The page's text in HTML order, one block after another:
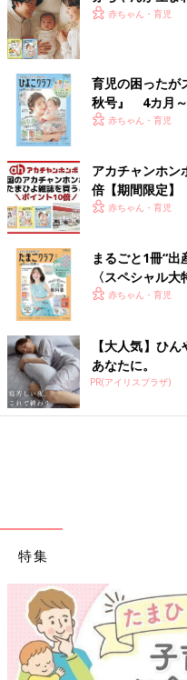
赤ちゃん・育児
育児の困ったが
秋号』 4カ月～
いっぱい！
赤ちゃん・育児
アカチャンホン
倍【期間限定】
赤ちゃん・育児
まるごと1冊“出
〈スペシャル
赤ちゃん・育児
【大人気】ひ
あなたに。
PR(アイリスプラザ)
特集